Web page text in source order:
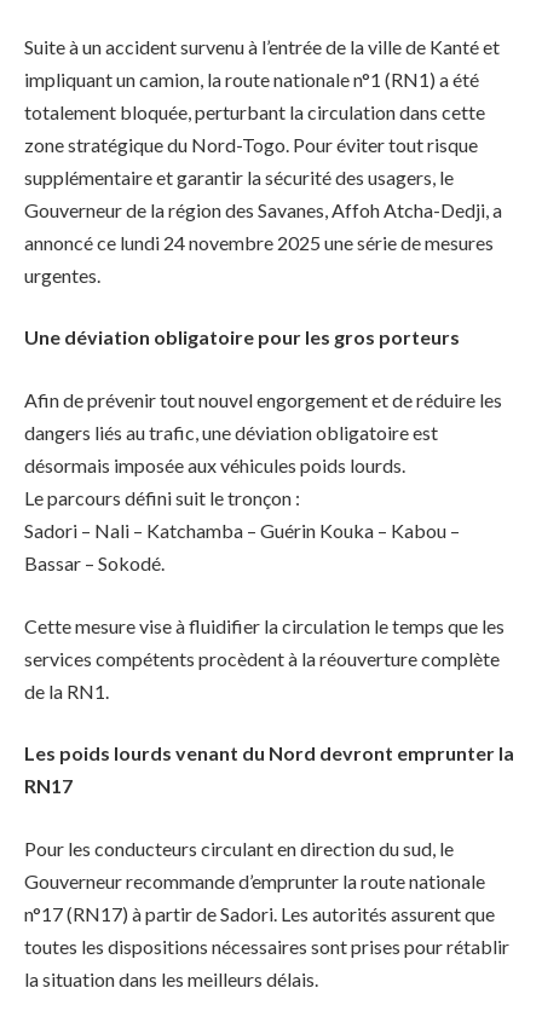
Suite à un accident survenu à l’entrée de la ville de Kanté et
impliquant un camion, la route nationale n°1 (RN1) a été
totalement bloquée, perturbant la circulation dans cette
zone stratégique du Nord-Togo. Pour éviter tout risque
supplémentaire et garantir la sécurité des usagers, le
Gouverneur de la région des Savanes, Affoh Atcha-Dedji, a
annoncé ce lundi 24 novembre 2025 une série de mesures
urgentes.
Une déviation obligatoire pour les gros porteurs
Afin de prévenir tout nouvel engorgement et de réduire les
dangers liés au trafic, une déviation obligatoire est
désormais imposée aux véhicules poids lourds.
Le parcours défini suit le tronçon :
Sadori – Nali – Katchamba – Guérin Kouka – Kabou –
Bassar – Sokodé.
Cette mesure vise à fluidifier la circulation le temps que les
services compétents procèdent à la réouverture complète
de la RN1.
Les poids lourds venant du Nord devront emprunter la
RN17
Pour les conducteurs circulant en direction du sud, le
Gouverneur recommande d’emprunter la route nationale
n°17 (RN17) à partir de Sadori. Les autorités assurent que
toutes les dispositions nécessaires sont prises pour rétablir
la situation dans les meilleurs délais.